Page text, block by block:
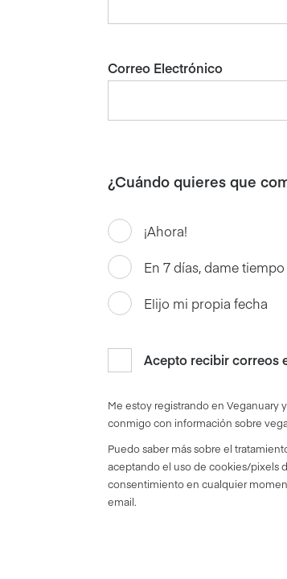
Correo Electrónico
¿Cuándo quieres que
¡Ahora!
En 7 días, dame
Elijo mi propia fecha
Acepto recibir correos
Me estoy registrando en Veganuary
conmigo con información sobre
Puedo saber más sobre el
aceptando el uso de cookies/pixels
consentimiento en cualquier
email.